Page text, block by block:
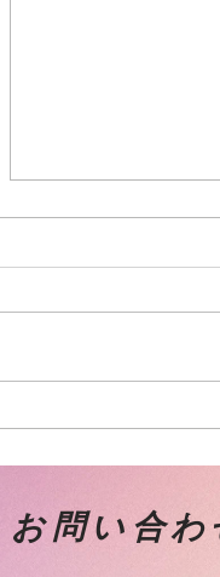
問い合わ